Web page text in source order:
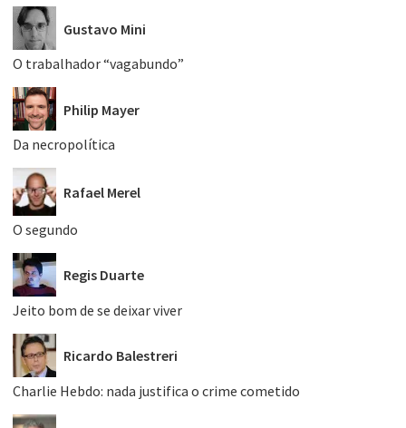
Gustavo Mini
O trabalhador “vagabundo”
Philip Mayer
Da necropolítica
Rafael Merel
O segundo
Regis Duarte
Jeito bom de se deixar viver
Ricardo Balestreri
Charlie Hebdo: nada justifica o crime cometido